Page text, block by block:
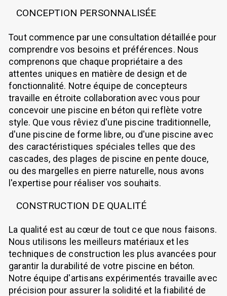
CONCEPTION PERSONNALISÉE
Tout commence par une consultation détaillée pour
comprendre vos besoins et préférences. Nous
comprenons que chaque propriétaire a des
attentes uniques en matière de design et de
fonctionnalité. Notre équipe de concepteurs
travaille en étroite collaboration avec vous pour
concevoir une piscine en béton qui reflète votre
style. Que vous rêviez d'une piscine traditionnelle,
d'une piscine de forme libre, ou d'une piscine avec
des caractéristiques spéciales telles que des
cascades, des plages de piscine en pente douce,
ou des margelles en pierre naturelle, nous avons
l'expertise pour réaliser vos souhaits.
CONSTRUCTION DE QUALITÉ
La qualité est au cœur de tout ce que nous faisons.
Nous utilisons les meilleurs matériaux et les
techniques de construction les plus avancées pour
garantir la durabilité de votre piscine en béton.
Notre équipe d'artisans expérimentés travaille avec
précision pour assurer la solidité et la fiabilité de